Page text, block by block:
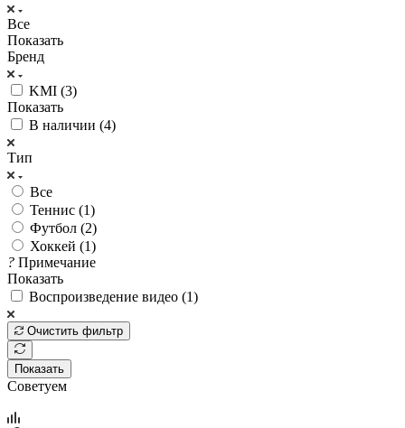
Все
Показать
Бренд
KMI (3)
Показать
В наличии (4)
Тип
Все
Теннис (1)
Футбол (2)
Хоккей (1)
? Примечание
Показать
Воспроизведение видео (1)
Очистить фильтр
Показать
Советуем